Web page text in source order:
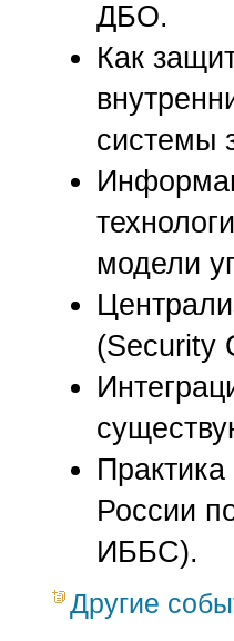
ДБО.
Как
системы
модели
(Security
России
ИББС).
Другие